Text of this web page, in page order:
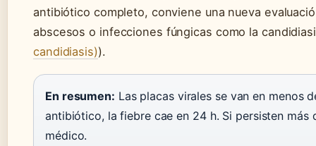
antibiótico completo, conviene una nueva
abscesos o infecciones fúngicas como la
candidiasis)).
En resumen: Las placas virales se van en menos
antibiótico, la fiebre cae en 24 h. Si persisten más
médico.